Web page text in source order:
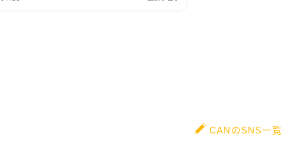
CANのSNS一覧